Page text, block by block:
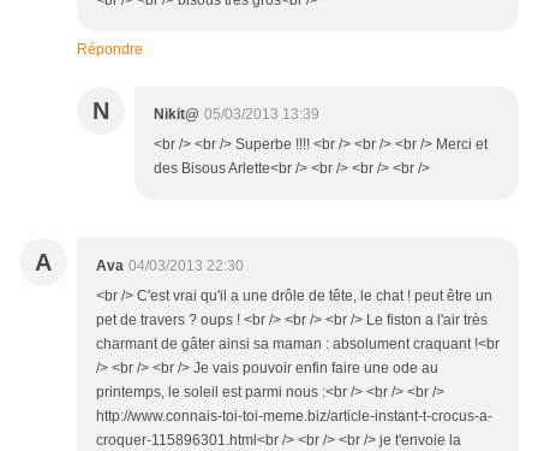
Répondre
N Nikit@ 05/03/2013 13:39
<br /> <br /> Superbe !!!! <br /> <br /> <br /> Merci et
des Bisous Arlette<br /> <br /> <br /> <br />
A Ava 04/03/2013 22:30
<br /> C'est vrai qu'il a une drôle de tête, le chat ! peut être un
pet de travers ? oups ! <br /> <br /> <br /> Le fiston a l'air très
charmant de gâter ainsi sa maman : absolument craquant !<br
/> <br /> <br /> Je vais pouvoir enfin faire une ode au
printemps, le soleil est parmi nous :<br /> <br /> <br />
http://www.connais-toi-toi-meme.biz/article-instant-t-crocus-a-
croquer-115896301.html<br /> <br /> <br /> je t'envoie la